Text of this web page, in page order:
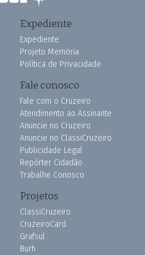
Expediente
Expediente
Projeto Memória
Política de Privacidade
Fale conosco
Fale com o Cruzeiro
Atendimento ao Assinante
Anuncie no Cruzeiro
Anuncie no ClassiCruzeiro
Publicidade Legal
Repórter Cidadão
Trabalhe Conosco
Projetos
ClassiCruzeiro
CruzeiroCard
Grafsul
Burh